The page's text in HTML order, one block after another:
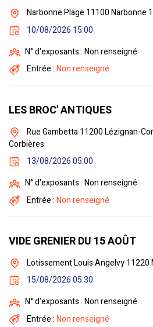
Narbonne Plage 11100 Narbonne
10/08/2026 15:00
N° d'exposants : Non renseigné
Entrée :Non renseigné
LES BROC' ANTIQUES
Rue Gambetta 11200 Lézignan-
Corbières
13/08/2026 05:00
N° d'exposants : Non renseigné
Entrée :Non renseigné
VIDE GRENIER DU 15 AOÛT
Lotissement Louis Angelvy
15/08/2026 05:30
N° d'exposants : Non renseigné
Entrée :Non renseigné